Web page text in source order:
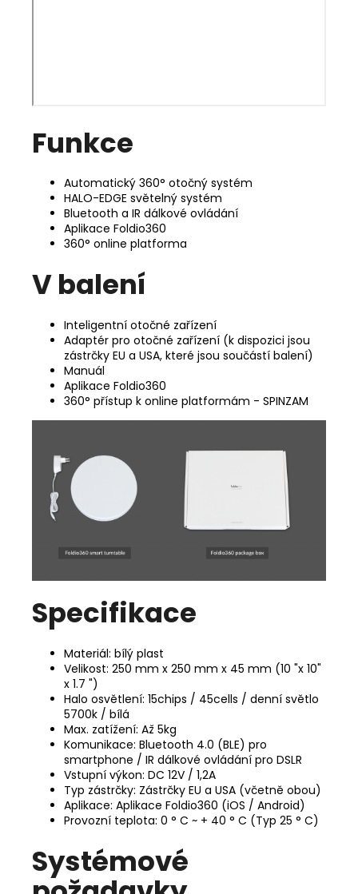
Funkce
Automatický 360° otočný systém
HALO-EDGE světelný systém
Bluetooth a IR dálkové ovládání
Aplikace Foldio360
360° online platforma
V balení
Inteligentní otočné zařízení
Adaptér pro otočné zařízení (k dispozici jsou
zástrčky EU a USA, které jsou součástí balení)
Manuál
Aplikace Foldio360
360° přístup k online platformám - SPINZAM
Specifikace
Materiál: bílý plast
Velikost: 250 mm x 250 mm x 45 mm (10 "x 10"
x 1.7 ")
Halo osvětlení: 15chips / 45cells / denní světlo
5700k / bílá
Max. zatížení: Až 5kg
Komunikace: Bluetooth 4.0 (BLE) pro
smartphone / IR dálkové ovládání pro DSLR
Vstupní výkon: DC 12V / 1,2A
Typ zástrčky: Zástrčky EU a USA (včetně obou)
Aplikace: Aplikace Foldio360 (iOS / Android)
Provozní teplota: 0 ° C ~ + 40 ° C (Typ 25 ° C)
Systémové